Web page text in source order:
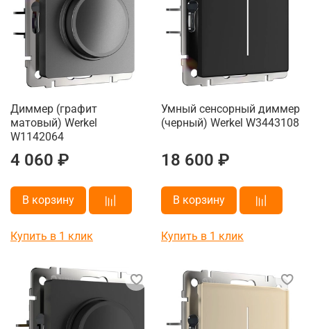
Диммер (графит
матовый) Werkel
W1142064
4 060 ₽
В корзину
Купить в 1 клик
Умный сенсорный диммер
(черный) Werkel W3443108
18 600 ₽
В корзину
Купить в 1 клик